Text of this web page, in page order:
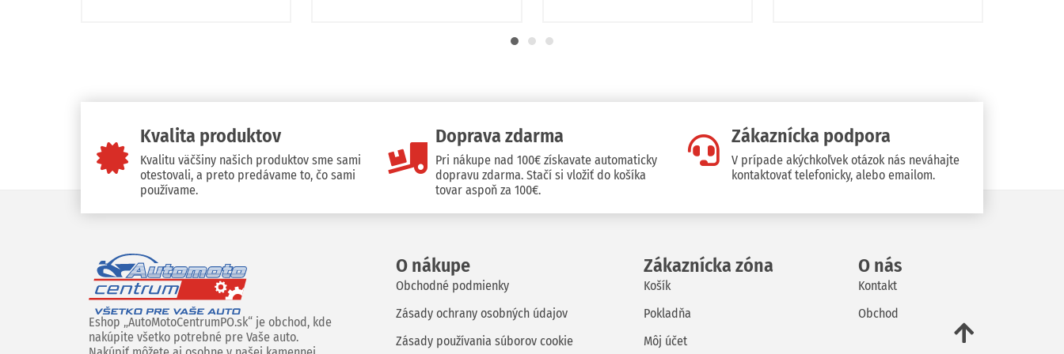
Kvalita produktov
Kvalitu väčšiny našich produktov sme sami
otestovali, a preto predávame to, čo sami
používame.
Doprava zdarma
Pri nákupe nad 100€ získavate automaticky
dopravu zdarma. Stačí si vložiť do košíka
tovar aspoň za 100€.
Zákaznícka podpora
V prípade akýchkoľvek otázok nás neváhajte
kontaktovať telefonicky, alebo emailom.
Eshop „AutoMotoCentrumPO.sk“ je obchod, kde
nakúpite všetko potrebné pre Vaše auto.
O nákupe
Obchodné podmienky
Zásady ochrany osobných údajov
Zásady používania súborov cookie
Zákaznícka zóna
Košík
Pokladňa
Môj účet
O nás
Kontakt
Obchod